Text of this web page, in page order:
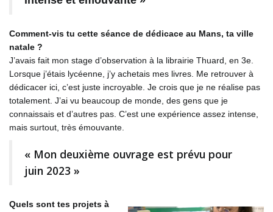
Comment-vis tu cette séance de dédicace au Mans, ta ville
natale ?
J’avais fait mon stage d’observation à la librairie Thuard, en 3e.
Lorsque j’étais lycéenne, j’y achetais mes livres. Me retrouver à
dédicacer ici, c’est juste incroyable. Je crois que je ne réalise pas
totalement. J’ai vu beaucoup de monde, des gens que je
connaissais et d’autres pas. C’est une expérience assez intense,
mais surtout, très émouvante.
« Mon deuxième ouvrage est prévu pour
juin 2023 »
Quels sont tes projets à